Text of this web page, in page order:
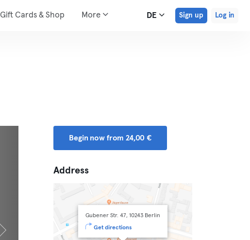
Gift Cards & Shop More DE Sign up Log in
Begin now from 24,00 €
Address
Gubener Str. 47, 10243 Berlin
Get directions